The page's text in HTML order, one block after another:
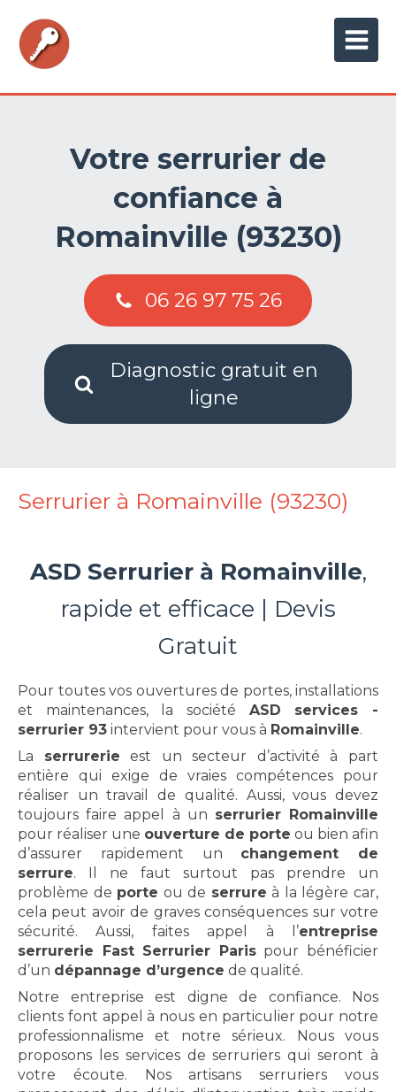
Votre serrurier de
confiance à
Romainville (93230)
06 26 97 75 26
Diagnostic gratuit en
ligne
Serrurier à Romainville (93230)
ASD Serrurier à Romainville,
rapide et efficace | Devis
Gratuit
Pour toutes vos ouvertures de portes, installations
et maintenances, la société ASD services -
serrurier 93 intervient pour vous à Romainville.
La serrurerie est un secteur d’activité à part
entière qui exige de vraies compétences pour
réaliser un travail de qualité. Aussi, vous devez
toujours faire appel à un serrurier Romainville
pour réaliser une ouverture de porte ou bien afin
d’assurer rapidement un changement de
serrure. Il ne faut surtout pas prendre un
problème de porte ou de serrure à la légère car,
cela peut avoir de graves conséquences sur votre
sécurité. Aussi, faites appel à l’entreprise
serrurerie Fast Serrurier Parispour bénéficier
d’un dépannage d’urgence de qualité.
Notre entreprise est digne de confiance. Nos
clients font appel à nous en particulier pour notre
professionnalisme et notre sérieux. Nous vous
proposons les services de serruriers qui seront à
votre écoute. Nos artisans serruriers vous